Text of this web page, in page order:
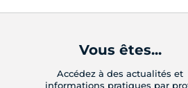
Vous êtes...
Accédez à des actualités et
informations pratiques par